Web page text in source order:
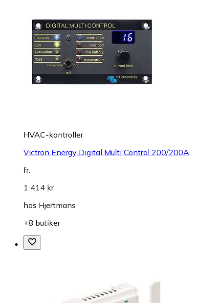
HVAC-kontroller
Victron Energy Digital Multi Control 200/200A
fr.
1 414 kr
hos Hjertmans
+8 butiker